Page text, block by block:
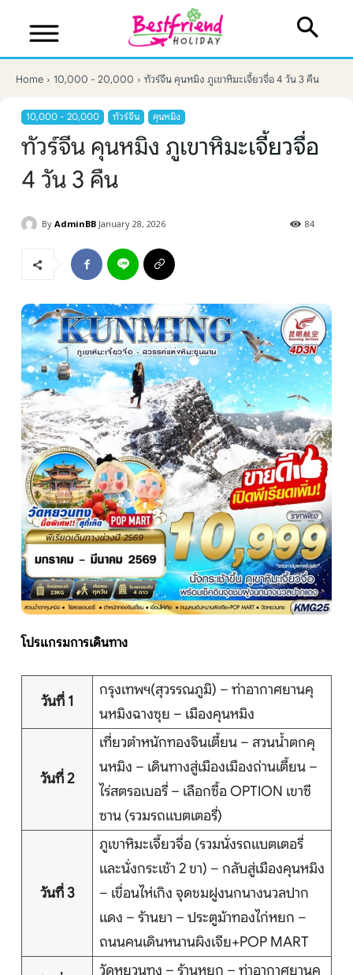
บริษัทเบสเฟรนด์ ฮอลิเดย์
เส้นทางที่ต้องการ
หน้าแรก
ทัวร์ต่างประเทศ
จัดกรุ๊ปต่างประเทศ
โปรไฟไหม้
ทัวร์ในประเทศ
จัดกรุ๊ปในประเทศ
เรือเจ้าพระยา
บริการอื่นๆ
ติดต่อเรา
Search
Home 10,000 - 20,000 ทัวร์จีน คุนหมิง ภูเขาหิมะเจี้ยวจื่อ 4 วัน 3 คืน
10,000 - 20,000 ทัวร์จีน คุนหมิง
ทัวร์จีน คุนหมิง ภูเขาหิมะเจี้ยวจื่อ
4 วัน 3 คืน
By AdminBB January 28, 2026 84
โปรแกรมการเดินทาง
วันที่ 1
กรุงเทพฯ(สุวรรณภูมิ) – ท่าอากาศยานคุ
นหมิงฉางซุย – เมืองคุนหมิง
วันที่ 2
เที่ยวตำหนักทองจินเตี้ยน – สวนน้ำตกคุ
นหมิง – เดินทางสู่เมืองเมืองถ่านเตี้ยน –
ไร่สตรอเบอรี่ – เลือกซื้อ OPTION เขาซี
ซาน (รวมรถแบตเตอรี่)
วันที่ 3
ภูเขาหิมะเจี้ยวจื่อ (รวมนั่งรถแบตเตอรี่
และนั่งกระเช้า 2 ขา) – กลับสู่เมืองคุนหมิง
– เขื่อนไห่เกิง จุดชมฝูงนกนางนวลปาก
แดง – ร้านยา – ประตูม้าทองไก่หยก –
ถนนคนเดินหนานผิงเจีย+POP MART
วัดหยวนทง – ร้านหยก – ท่าอากาศยานคุ